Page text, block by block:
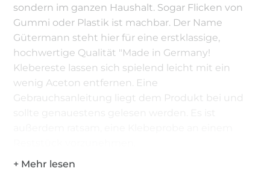
sondern im ganzen Haushalt. Sogar Flicken von
Gummi oder Plastik ist machbar. Der Name
Gütermann steht hier für eine erstklassige,
hochwertige Qualität "Made in Germany!
Klebereste lassen sich spielend leicht mit ein
wenig Aceton entfernen. Eine
Gebrauchsanleitung liegt dem Produkt bei und